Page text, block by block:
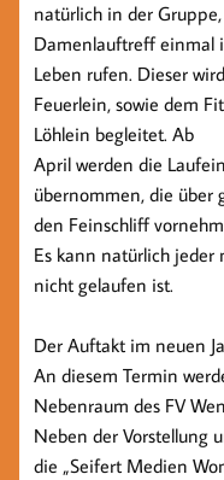
natürlich in der
Damenlauftreff einmal
Leben rufen. Dieser
Feuerlein, sowie dem
Löhlein begleitet. Ab
April werden die
übernommen, die über
den Feinschliff
Es kann natürlich jeder
nicht gelaufen ist.
Der Auftakt im neuen
An diesem Termin
Nebenraum des FV
Neben der Vorstellung
die „Seifert Medien